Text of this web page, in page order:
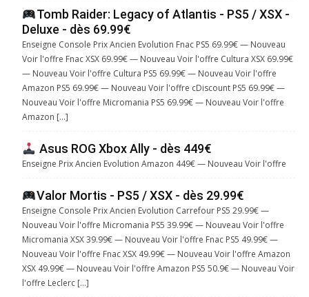
Tomb Raider: Legacy of Atlantis - PS5 / XSX -
Deluxe - dès 69.99€
Enseigne Console Prix Ancien Evolution Fnac PS5 69.99€ — Nouveau
Voir l'offre Fnac XSX 69.99€ — Nouveau Voir l'offre Cultura XSX 69.99€
— Nouveau Voir l'offre Cultura PS5 69.99€ — Nouveau Voir l'offre
Amazon PS5 69.99€ — Nouveau Voir l'offre cDiscount PS5 69.99€ —
Nouveau Voir l'offre Micromania PS5 69.99€ — Nouveau Voir l'offre
Amazon […]
Asus ROG Xbox Ally - dès 449€
Enseigne Prix Ancien Evolution Amazon 449€ — Nouveau Voir l'offre
Valor Mortis - PS5 / XSX - dès 29.99€
Enseigne Console Prix Ancien Evolution Carrefour PS5 29.99€ —
Nouveau Voir l'offre Micromania PS5 39.99€ — Nouveau Voir l'offre
Micromania XSX 39.99€ — Nouveau Voir l'offre Fnac PS5 49.99€ —
Nouveau Voir l'offre Fnac XSX 49.99€ — Nouveau Voir l'offre Amazon
XSX 49.99€ — Nouveau Voir l'offre Amazon PS5 50.9€ — Nouveau Voir
l'offre Leclerc […]